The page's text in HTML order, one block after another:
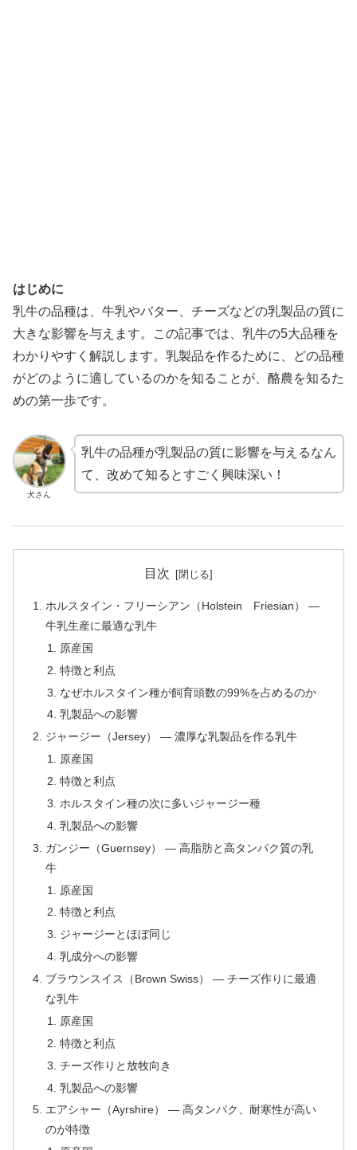
はじめに
乳牛の品種は、牛乳やバター、チーズなどの乳製品の質に
大きな影響を与えます。この記事では、乳牛の5大品種を
わかりやすく解説します。乳製品を作るために、どの品種
がどのように適しているのかを知ることが、酪農を知るた
めの第一歩です。
犬さん
乳牛の品種が乳製品の質に影響を与えるなん
て、改めて知るとすごく興味深い！
目次
ホルスタイン・フリーシアン（Holstein Friesian） —
牛乳生産に最適な乳牛
原産国
特徴と利点
なぜホルスタイン種が飼育頭数の99%を占めるのか
乳製品への影響
ジャージー（Jersey） — 濃厚な乳製品を作る乳牛
原産国
特徴と利点
ホルスタイン種の次に多いジャージー種
乳製品への影響
ガンジー（Guernsey） — 高脂肪と高タンパク質の乳
牛
原産国
特徴と利点
ジャージーとほぼ同じ
乳成分への影響
ブラウンスイス（Brown Swiss） — チーズ作りに最適
な乳牛
原産国
特徴と利点
チーズ作りと放牧向き
乳製品への影響
エアシャー（Ayrshire） — 高タンパク、耐寒性が高い
のが特徴